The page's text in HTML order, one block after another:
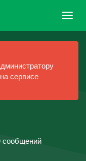
сервисе
сообщений